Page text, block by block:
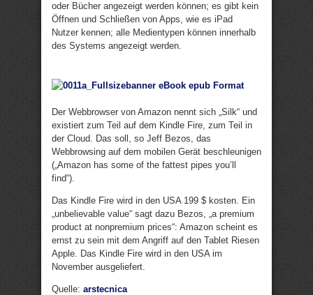
oder Bücher angezeigt werden können; es gibt kein
Öffnen und Schließen von Apps, wie es iPad
Nutzer kennen; alle Medientypen können innerhalb
des Systems angezeigt werden.
Der Webbrowser von Amazon nennt sich „Silk“ und
existiert zum Teil auf dem Kindle Fire, zum Teil in
der Cloud. Das soll, so Jeff Bezos, das
Webbrowsing auf dem mobilen Gerät beschleunigen
(„Amazon has some of the fattest pipes you’ll
find“).
Das Kindle Fire wird in den USA 199 $ kosten. Ein
„unbelievable value“ sagt dazu Bezos, „a premium
product at nonpremium prices“: Amazon scheint es
ernst zu sein mit dem Angriff auf den Tablet Riesen
Apple. Das Kindle Fire wird in den USA im
November ausgeliefert.
Quelle: arstecnica